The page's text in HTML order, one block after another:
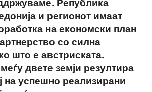
Република
и регионот имаат
на економски план
со силна
што е австриската.
двете земји резултира
на успешно реализирани